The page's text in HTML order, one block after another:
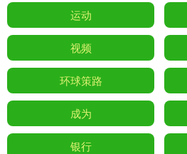
运动
视频
环球策路
成为
银行